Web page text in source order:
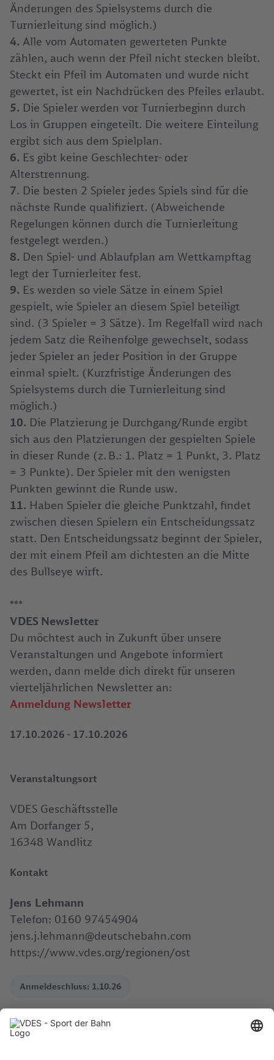
Änderungen des Spielsystems durch die
Turnierleitung sind möglich.)
4. Alle vom Automaten gewerteten Punkte
zählen, auch wenn der Pfeil nicht stecken bleibt.
Steckt ein Pfeil im Automaten und wurde nicht
gewertet, ist ein Nachdrücken des Pfeiles erlaubt.
5. Die Spieler werden vor Turnierbeginn durch
Los in Gruppen eingeteilt. Die weitere Einteilung
ergibt sich aus dem Spielplan.
6. Es gibt keine Geschlechter- oder
Alterstrennung.
7. Die besten 2 Spieler jedes Spiels sind für die
nächste Runde qualifiziert. (Abweichende
Regelungen können durch die Turnierleitung
festgelegt werden.)
8. Den Spiel- und Ablaufplan am Wettkampftag
legt der Turnierleiter fest.
9. Es werden so viele Sätze in einem Spiel
gespielt, wie Spieler an diesem Spiel beteiligt
sind. (3 Spieler = 3 Sätze). Im Regelfall wird nach
jedem Satz die Reihenfolge gewechselt, sodass
jeder Spieler an jeder Position in der Gruppe
einmal spielt. (Kurzfristige Änderungen des
Spielsystems durch die Turnierleitung sind
möglich.)
10. Die Platzierung je Durchgang/Runde ergibt
sich aus den Platzierungen der gespielten Spiele
in dieser Runde (z. B.: 1. Platz = 1 Punkt, 3. Platz
= 3 Punkte). Der Spieler mit den wenigsten
Punkten gewinnt die Runde usw.
11. Haben Spieler die gleiche Punktzahl, findet
zwischen diesen Spielern ein Entscheidungssatz
statt. Den Entscheidungssatz beginnt der Spieler,
der mit einem Pfeil am dichtesten an die Mitte
des Bullseye wirft.
***
VDES Newsletter
Du möchtest auch in Zukunft über unsere
Veranstaltungen und Angebote informiert
werden, dann melde dich direkt für unseren
vierteljährlichen Newsletter an:
Anmeldung Newsletter
17.10.2026 - 17.10.2026
Veranstaltungsort
VDES Geschäftsstelle
Am Dorfanger 5,
16348 Wandlitz
Kontakt
Jens Lehmann
Telefon: 0160 97454904
jens.j.lehmann@deutschebahn.com
https://www.vdes.org/regionen/ost
Anmeldeschluss: 1.10.26
Download .pdf